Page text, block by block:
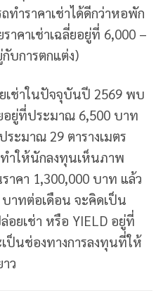
ทำราคาเช่าได้ดีกว่าหอพัก
าคาเช่าเฉลี่ยอยู่ที่ 6,000 –
บการตกแต่ง)
ช่าในปัจจุบันปี 2569 พบ
อยู่ที่ประมาณ 6,500 บาท
ะมาณ 29 ตารางเมตร
ำให้นักลงทุนเห็นภาพ
าคา 1,300,000 บาท แล้ว
บาทต่อเดือน จะคิดเป็น
ยเช่า หรือ YIELD อยู่ที่
ป็นช่องทางการลงทุนที่ให้
ว